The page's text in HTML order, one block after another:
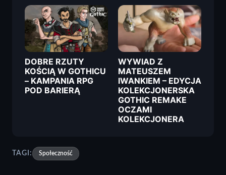
DOBRE RZUTY
KOŚCIĄ W GOTHICU
– KAMPANIA RPG
POD BARIERĄ
WYWIAD Z
MATEUSZEM
IWANKIEM – EDYCJA
KOLEKCJONERSKA
GOTHIC REMAKE
OCZAMI
KOLEKCJONERA
TAGI: Społeczność